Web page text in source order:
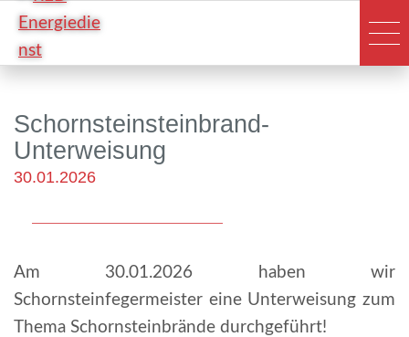
Schornsteinsteinbrand-
Unterweisung
30.01.2026
Am 30.01.2026 haben wir
Schornsteinfegermeister eine Unterweisung zum
Thema Schornsteinbrände durchgeführt!